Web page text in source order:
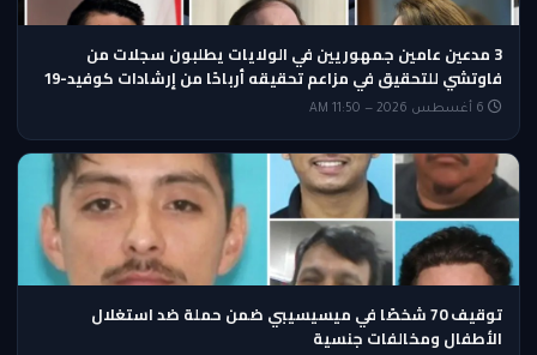
3 مدعين عامين جمهوريين في الولايات يطلبون سجلات من
فاوتشي للتحقيق في مزاعم تحقيقه أرباحًا من إرشادات كوفيد-19
توقيف 70 شخصًا في ميسيسيبي ضمن حملة ضد استغلال
الأطفال ومخالفات جنسية